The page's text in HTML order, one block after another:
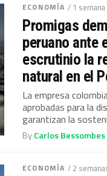
ECONOMÍA / 1 semana
Promigas
peruano ante
escrutinio la
natural en el
La empresa
aprobadas para la
garantizan la
ByCarlos Bessombes
ECONOMÍA / 2